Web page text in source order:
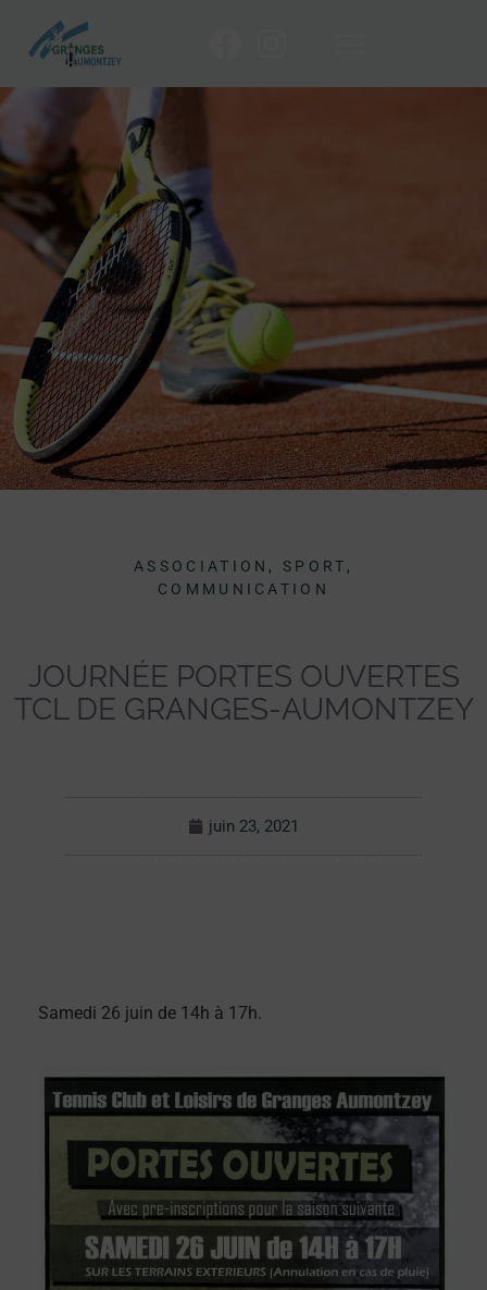
ASSOCIATION, SPORT,
COMMUNICATION
JOURNÉE PORTES OUVERTES
TCL DE GRANGES-AUMONTZEY
juin 23, 2021
Samedi 26 juin de 14h à 17h.